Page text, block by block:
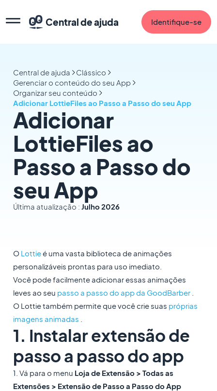
Central de ajuda Identifique-se
Central de ajuda
Clássico
Gerenciar o conteúdo do seu App
Organizar seu conteúdo
Adicionar LottieFiles ao Passo a Passo do seu App
Adicionar
LottieFiles ao
Passo a Passo do
seu App
Última atualização : Julho 2026
O Lottieé uma vasta biblioteca de animações
personalizáveis ​​prontas para uso imediato.
Você pode facilmente adicionar essas animações
leves ao seu passo a passo do app da GoodBarber.
O Lottie também permite que você crie suas próprias
imagens animadas
1. Instalar extensão de
passo a passo do app
1. Vá para o menu Loja de Extensão > Todas as
Extensões > Extensão de Passo a Passo do App